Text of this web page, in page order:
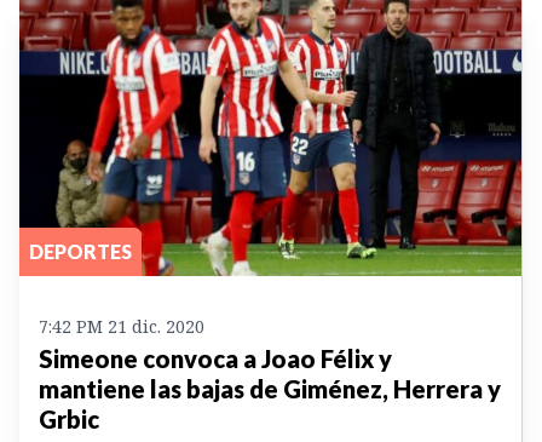
DEPORTES
7:42 PM 21 dic. 2020
Simeone convoca a Joao Félix y
mantiene las bajas de Giménez, Herrera y
Grbic